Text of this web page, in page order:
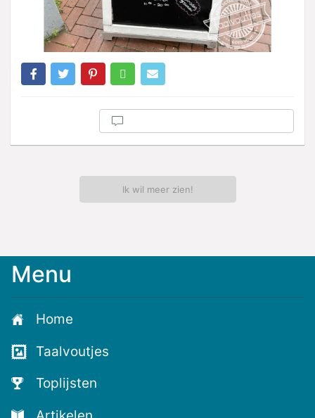
Ik wil meer zien!
Menu
Home
Taalvoutjes
Toplijsten